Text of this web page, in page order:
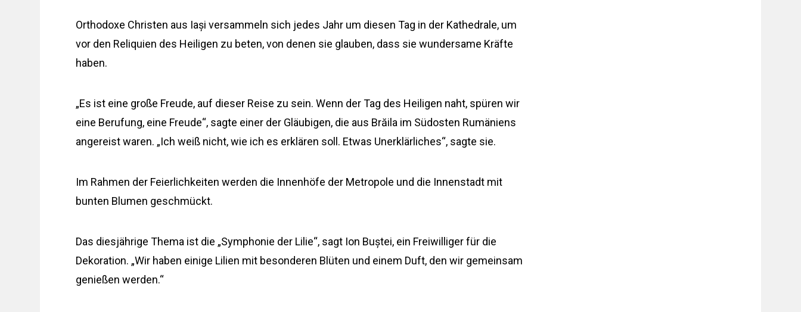
Orthodoxe Christen aus Iași versammeln sich jedes Jahr um diesen Tag in der Kathedrale, um
vor den Reliquien des Heiligen zu beten, von denen sie glauben, dass sie wundersame Kräfte
haben.
„Es ist eine große Freude, auf dieser Reise zu sein. Wenn der Tag des Heiligen naht, spüren wir
eine Berufung, eine Freude“, sagte einer der Gläubigen, die aus Brăila im Südosten Rumäniens
angereist waren. „Ich weiß nicht, wie ich es erklären soll. Etwas Unerklärliches“, sagte sie.
Im Rahmen der Feierlichkeiten werden die Innenhöfe der Metropole und die Innenstadt mit
bunten Blumen geschmückt.
Das diesjährige Thema ist die „Symphonie der Lilie“, sagt Ion Buștei, ein Freiwilliger für die
Dekoration. „Wir haben einige Lilien mit besonderen Blüten und einem Duft, den wir gemeinsam
genießen werden.“